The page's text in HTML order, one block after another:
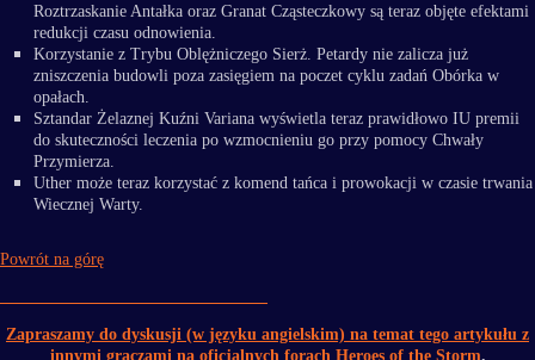
Roztrzaskanie Antałka oraz Granat Cząsteczkowy są teraz objęte efektami
redukcji czasu odnowienia.
Korzystanie z Trybu Oblężniczego Sierż. Petardy nie zalicza już
zniszczenia budowli poza zasięgiem na poczet cyklu zadań Obórka w
opałach.
Sztandar Żelaznej Kuźni Variana wyświetla teraz prawidłowo IU premii
do skuteczności leczenia po wzmocnieniu go przy pomocy Chwały
Przymierza.
Uther może teraz korzystać z komend tańca i prowokacji w czasie trwania
Wiecznej Warty.
Powrót na górę
Zapraszamy do dyskusji (w języku angielskim) na temat tego artykułu z
innymi graczami na oficjalnych forach Heroes of the Storm.